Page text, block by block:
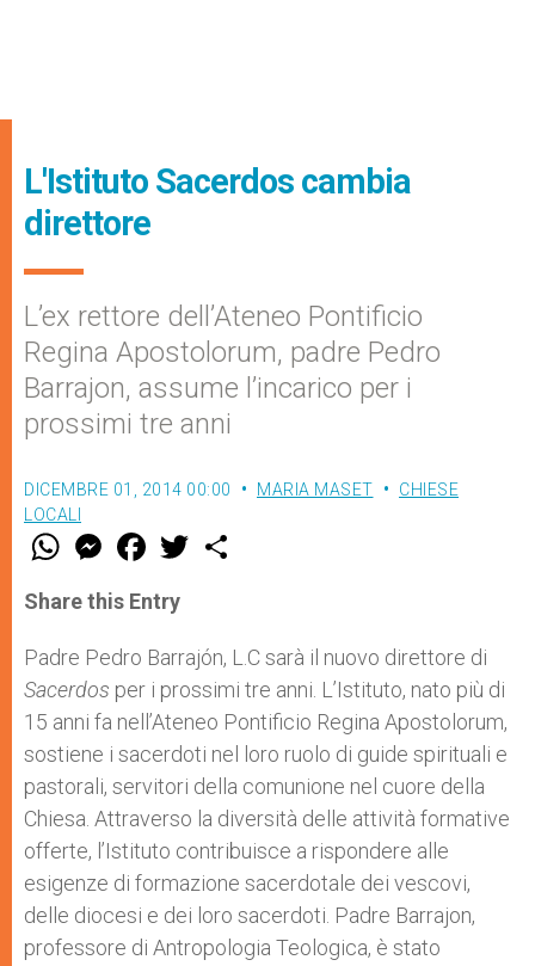
L'Istituto Sacerdos cambia
direttore
L’ex rettore dell’Ateneo Pontificio
Regina Apostolorum, padre Pedro
Barrajon, assume l’incarico per i
prossimi tre anni
DICEMBRE 01, 2014 00:00 MARIA MASET
CHIESE
LOCALI
W
t
s
p
p
M
e
s
e
g
e
r
F
a
e
b
o
k
w
r
Share this Entry
Padre Pedro Barrajón, L.C sarà il nuovo direttore di
Sacerdos per i prossimi tre anni. L’Istituto, nato più di
15 anni fa nell’Ateneo Pontificio Regina Apostolorum,
sostiene i sacerdoti nel loro ruolo di guide spirituali e
pastorali, servitori della comunione nel cuore della
Chiesa. Attraverso la diversità delle attività formative
offerte, l’Istituto contribuisce a rispondere alle
esigenze di formazione sacerdotale dei vescovi,
delle diocesi e dei loro sacerdoti. Padre Barrajon,
professore di Antropologia Teologica, è stato